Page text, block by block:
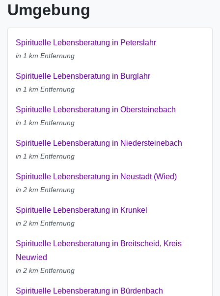
Umgebung
Spirituelle Lebensberatung in Peterslahr
in 1 km Entfernung
Spirituelle Lebensberatung in Burglahr
in 1 km Entfernung
Spirituelle Lebensberatung in Obersteinebach
in 1 km Entfernung
Spirituelle Lebensberatung in Niedersteinebach
in 1 km Entfernung
Spirituelle Lebensberatung in Neustadt (Wied)
in 2 km Entfernung
Spirituelle Lebensberatung in Krunkel
in 2 km Entfernung
Spirituelle Lebensberatung in Breitscheid, Kreis
Neuwied
in 2 km Entfernung
Spirituelle Lebensberatung in Bürdenbach